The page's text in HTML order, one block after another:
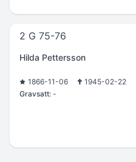
2 G 75-76
Hilda Pettersson
1866-11-06
1945-02-22
Gravsatt: -